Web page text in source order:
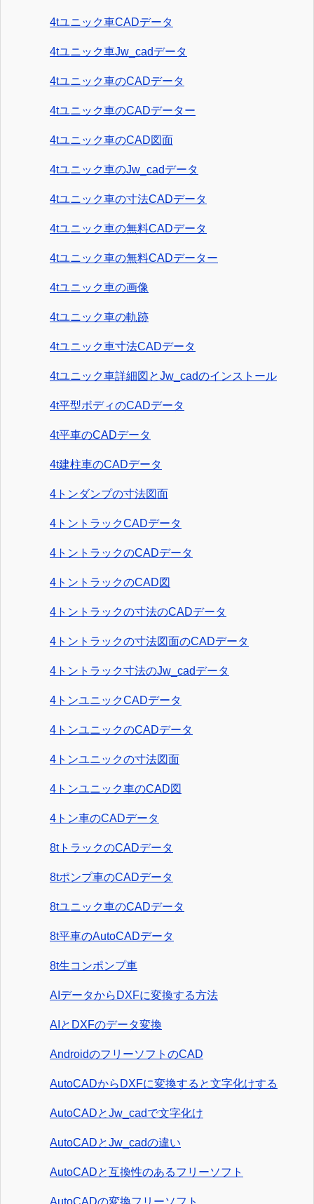
4tユニック車CADデータ
4tユニック車Jw_cadデータ
4tユニック車のCADデータ
4tユニック車のCADデーター
4tユニック車のCAD図面
4tユニック車のJw_cadデータ
4tユニック車の寸法CADデータ
4tユニック車の無料CADデータ
4tユニック車の無料CADデーター
4tユニック車の画像
4tユニック車の軌跡
4tユニック車寸法CADデータ
4tユニック車詳細図とJw_cadのインストール
4t平型ボディのCADデータ
4t平車のCADデータ
4t建柱車のCADデータ
4トンダンプの寸法図面
4トントラックCADデータ
4トントラックのCADデータ
4トントラックのCAD図
4トントラックの寸法のCADデータ
4トントラックの寸法図面のCADデータ
4トントラック寸法のJw_cadデータ
4トンユニックCADデータ
4トンユニックのCADデータ
4トンユニックの寸法図面
4トンユニック車のCAD図
4トン車のCADデータ
8tトラックのCADデータ
8tポンプ車のCADデータ
8tユニック車のCADデータ
8t平車のAutoCADデータ
8t生コンポンプ車
AIデータからDXFに変換する方法
AIとDXFのデータ変換
AndroidのフリーソフトのCAD
AutoCADからDXFに変換すると文字化けする
AutoCADとJw_cadで文字化け
AutoCADとJw_cadの違い
AutoCADと互換性のあるフリーソフト